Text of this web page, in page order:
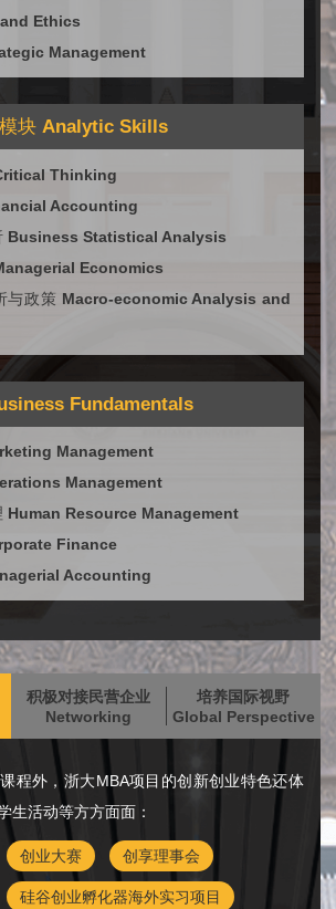
Ethics
Management
块 Analytic Skills
Thinking
Accounting
Business Statistical Analysis
Economics
与政策 Macro-economic Analysis and
Fundamentals
Management
Management
Human Resource Management
Finance
Accounting
积极对接民营企业
Networking
培养国际视野
Global Perspective
程外，浙大MBA项目的创新创业特色还体
生活动等方方面面：
创业大赛 创享理事会
硅谷创业孵化器海外实习项目